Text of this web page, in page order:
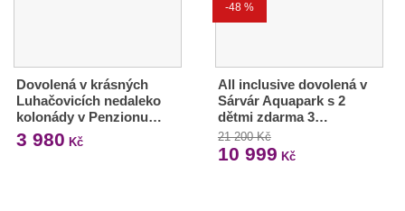
Dovolená v krásných
Luhačovicích nedaleko
kolonády v Penzionu…
3 980 Kč
-48 %
All inclusive dovolená v
Sárvár Aquapark s 2
dětmi zdarma 3…
21 200 Kč
10 999 Kč